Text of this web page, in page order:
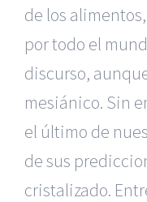
de los
por todo el
discurso,
mesiánico. Sin
el último de
de sus
cristalizado.